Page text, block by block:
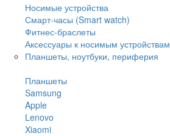
Носимые устройства
Смарт-часы (Smart watch)
Фитнес-браслеты
Аксессуары к носимым устройствам
Планшеты, ноутбуки, периферия
Планшеты
Samsung
Apple
Lenovo
Xiaomi